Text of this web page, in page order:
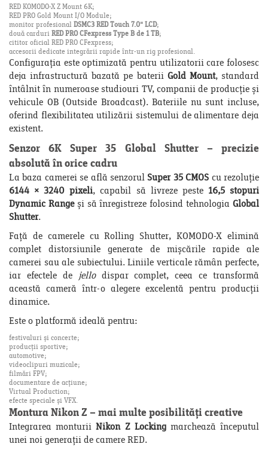
RED KOMODO-X Z Mount 6K;
RED PRO Gold Mount I/O Module;
monitor profesionalDSMC3 RED Touch 7.0" LCD;
două carduriRED PRO CFexpress Type B de 1 TB;
cititor oficial RED PRO CFexpress;
accesorii dedicate integrării rapide într-un rig profesional.
Configurația este optimizată pentru utilizatorii care folosesc
deja infrastructură bazată pe baterii Gold Mount, standard
întâlnit în numeroase studiouri TV, companii de producție și
vehicule OB (Outside Broadcast). Bateriile nu sunt incluse,
oferind flexibilitatea utilizării sistemului de alimentare deja
existent.
Senzor 6K Super 35 Global Shutter – precizie
absolută în orice cadru
La baza camerei se află senzorulSuper 35 CMOScu rezoluție
6144 × 3240 pixeli, capabil să livreze peste 16,5 stopuri
Dynamic Rangeși să înregistreze folosind tehnologiaGlobal
Shutter.
Față de camerele cu Rolling Shutter, KOMODO-X elimină
complet distorsiunile generate de mișcările rapide ale
camerei sau ale subiectului. Liniile verticale rămân perfecte,
iar efectele de jellodispar complet, ceea ce transformă
această cameră într-o alegere excelentă pentru producții
dinamice.
Este o platformă ideală pentru:
festivaluri și concerte;
producții sportive;
automotive;
videoclipuri muzicale;
filmări FPV;
documentare de acțiune;
Virtual Production;
efecte speciale și VFX.
Montura Nikon Z – mai multe posibilități creative
Integrarea monturiiNikon Z Lockingmarchează începutul
unei noi generații de camere RED.